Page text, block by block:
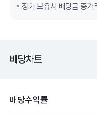
장기 보유시 배당금 증가
배당차트
배당수익률